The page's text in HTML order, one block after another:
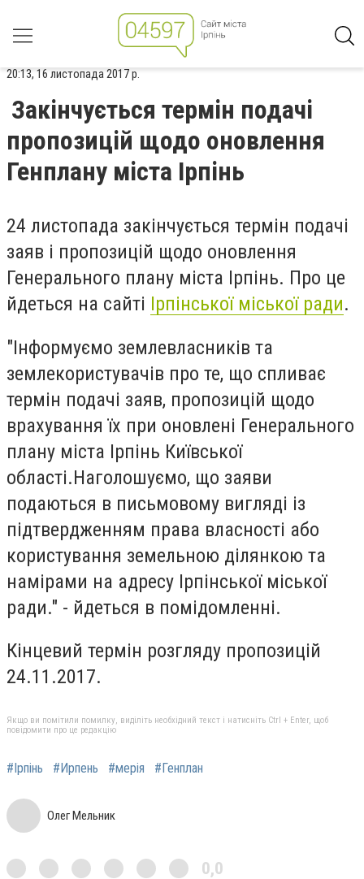
20:13, 16 листопада 2017 р.
Закінчується термін подачі
пропозицій щодо оновлення
Генплану міста Ірпінь
24 листопада закінчується термін подачі
заяв і пропозицій щодо оновлення
Генерального плану міста Ірпінь. Про це
йдеться на сайті Ірпінської міської ради.
"Інформуємо землевласників та
землекористувачів про те, що спливає
термін подачі заяв, пропозицій щодо
врахування їх при оновлені Генерального
плану міста Ірпінь Київської
області.Наголошуємо, що заяви
подаються в письмовому вигляді із
підтвердженням права власності або
користування земельною ділянкою та
намірами на адресу Ірпінської міської
ради." - йдеться в помідомленні.
Кінцевий термін розгляду пропозицій
24.11.2017.
Якщо ви помітили помилку, виділіть необхідний текст і натисніть Ctrl + Enter, щоб
повідомити про це редакцію
#Ірпінь #Ирпень #мерія #Генплан
Олег Мельник
0,0